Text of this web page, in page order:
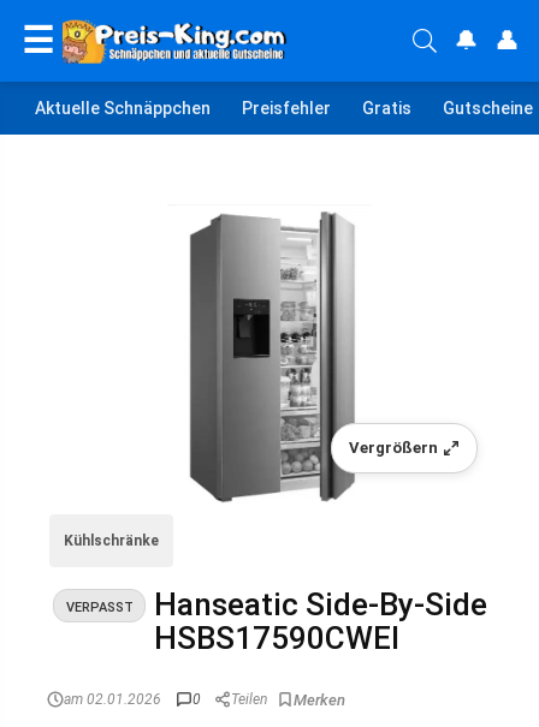
☰ 🔔 👤
Aktuelle Schnäppchen Preisfehler Gratis Gutscheine
Vergrößern
Kühlschränke
VERPASST
Hanseatic Side-By-Side
HSBS17590CWEI
am 02.01.2026 0 Teilen